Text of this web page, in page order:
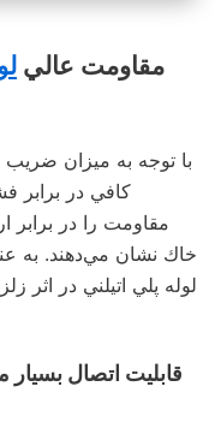
6- مقاومت عالي
با توجه به ميزان ضريب
كافي در برابر
مقاومت را در برابر
خاك نشان مي‌دهند. به
لوله پلي اتيلني در اثر